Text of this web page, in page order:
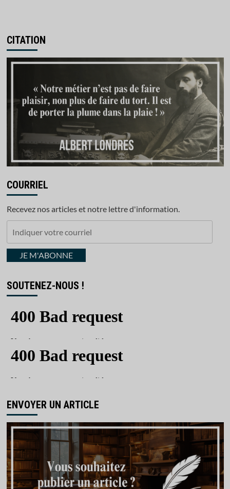
CITATION
COURRIEL
Recevez nos articles et notre lettre d'information.
courrielJE M'ABONNE
SOUTENEZ-NOUS !
ENVOYER UN ARTICLE